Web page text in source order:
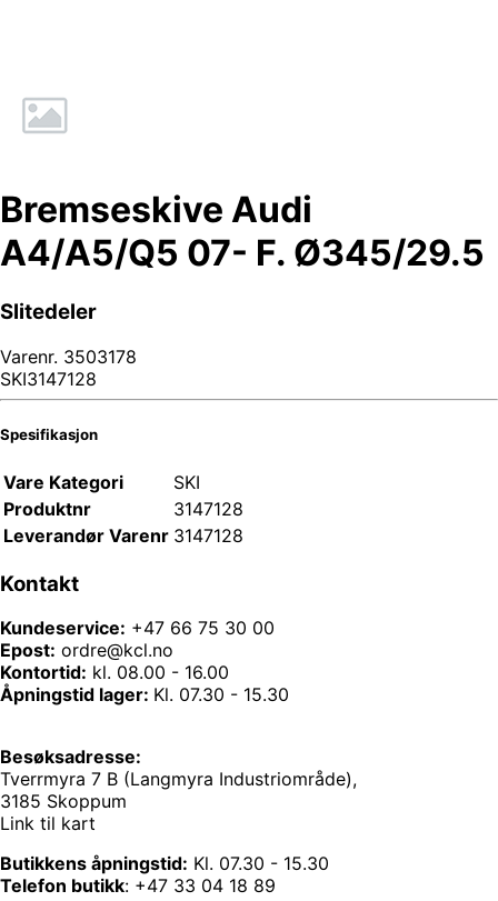
Bremseskive Audi
A4/A5/Q5 07- F. Ø345/29.5
Slitedeler
Varenr. 3503178
SKI3147128
Spesifikasjon
Vare Kategori
SKI
Produktnr
3147128
Leverandør Varenr 3147128
Kontakt
Kundeservice: +47 66 75 30 00
Epost: ordre@kcl.no
Kontortid: kl. 08.00 - 16.00
Åpningstid lager: Kl. 07.30 - 15.30
Besøksadresse:
Tverrmyra 7 B (Langmyra Industriområde),
3185 Skoppum
Link til kart
Butikkens åpningstid: Kl. 07.30 - 15.30
Telefon butikk: +47 33 04 18 89